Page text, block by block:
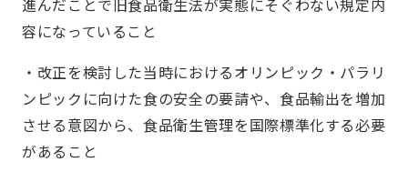
進んだことで旧食品衛生法が実態にそぐわない規定内
容になっていること
・改正を検討した当時におけるオリンピック・パラリ
ンピックに向けた食の安全の要請や、食品輸出を増加
させる意図から、食品衛生管理を国際標準化する必要
があること